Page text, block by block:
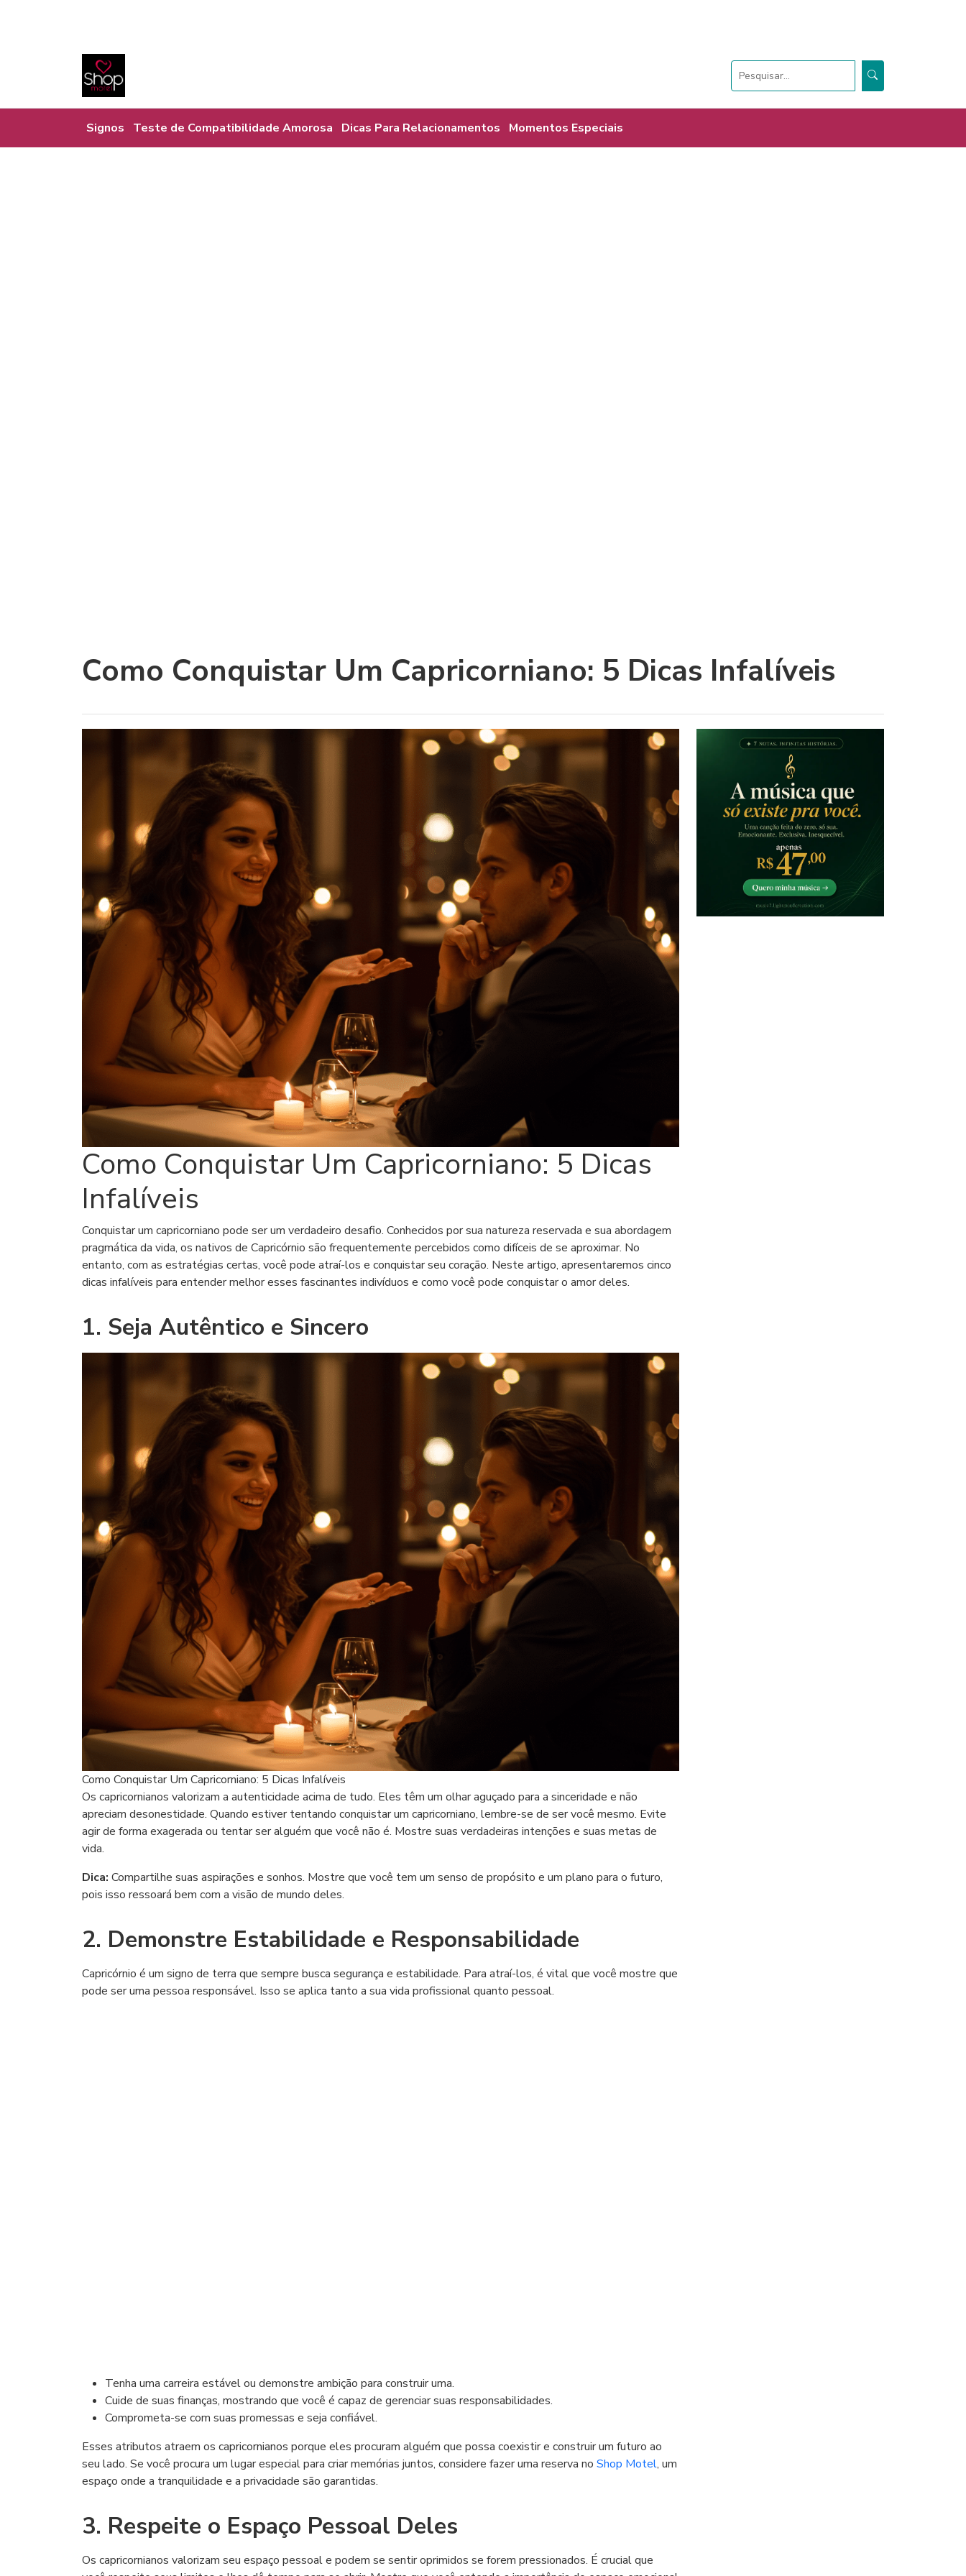
Signos Teste de Compatibilidade Amorosa Dicas Para Relacionamentos Momentos Especiais
Como Conquistar Um Capricorniano: 5 Dicas Infalíveis
Como Conquistar Um Capricorniano: 5 Dicas
Infalíveis
Conquistar um capricorniano pode ser um verdadeiro desafio. Conhecidos por sua natureza reservada e sua abordagem
pragmática da vida, os nativos de Capricórnio são frequentemente percebidos como difíceis de se aproximar. No
entanto, com as estratégias certas, você pode atraí-los e conquistar seu coração. Neste artigo, apresentaremos cinco
dicas infalíveis para entender melhor esses fascinantes indivíduos e como você pode conquistar o amor deles.
1. Seja Autêntico e Sincero
Como Conquistar Um Capricorniano: 5 Dicas Infalíveis
Os capricornianos valorizam a autenticidade acima de tudo. Eles têm um olhar aguçado para a sinceridade e não
apreciam desonestidade. Quando estiver tentando conquistar um capricorniano, lembre-se de ser você mesmo. Evite
agir de forma exagerada ou tentar ser alguém que você não é. Mostre suas verdadeiras intenções e suas metas de
vida.
Dica: Compartilhe suas aspirações e sonhos. Mostre que você tem um senso de propósito e um plano para o futuro,
pois isso ressoará bem com a visão de mundo deles.
2. Demonstre Estabilidade e Responsabilidade
Capricórnio é um signo de terra que sempre busca segurança e estabilidade. Para atraí-los, é vital que você mostre que
pode ser uma pessoa responsável. Isso se aplica tanto a sua vida profissional quanto pessoal.
Tenha uma carreira estável ou demonstre ambição para construir uma.
Cuide de suas finanças, mostrando que você é capaz de gerenciar suas responsabilidades.
Comprometa-se com suas promessas e seja confiável.
Esses atributos atraem os capricornianos porque eles procuram alguém que possa coexistir e construir um futuro ao
seu lado. Se você procura um lugar especial para criar memórias juntos, considere fazer uma reserva no Shop Motel, um
espaço onde a tranquilidade e a privacidade são garantidas.
3. Respeite o Espaço Pessoal Deles
Os capricornianos valorizam seu espaço pessoal e podem se sentir oprimidos se forem pressionados. É crucial que